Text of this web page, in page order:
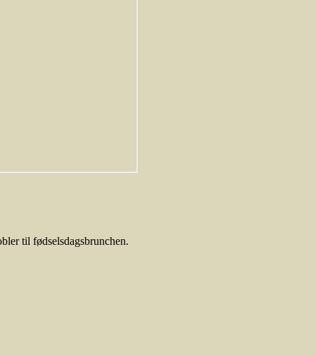
til fødselsdagsbrunchen.